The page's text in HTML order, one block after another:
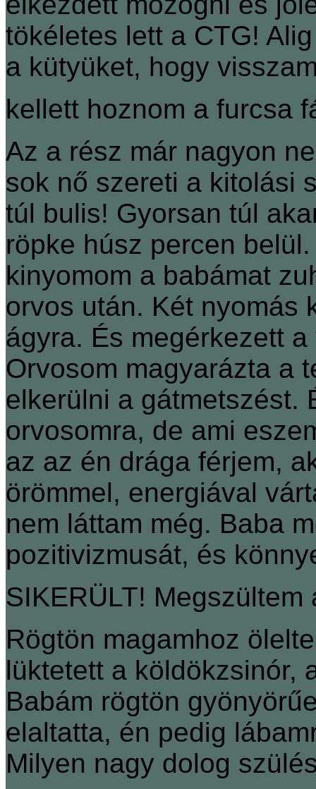
tökéletes lett a CTG!
a kütyüket, hogy
kellett hoznom a furcsa
Az a rész már nagyon
sok nő szereti a kitolási
túl bulis! Gyorsan túl
röpke húsz percen
kinyomom a babámat
orvos után. Két nyomás
ágyra. És megérkezett
Orvosom magyarázta a
elkerülni a gátmetszést.
orvosomra, de ami
az az én drága férjem,
örömmel, energiával
nem láttam még. Baba
pozitivizmusát, és
SIKERÜLT! Megszültem
Rögtön magamhoz
lüktetett a köldökzsinór,
Babám rögtön
elaltatta, én pedig
Milyen nagy dolog